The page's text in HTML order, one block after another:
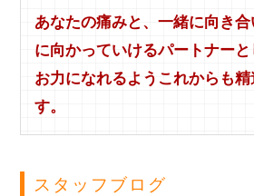
あなたの痛みと、一緒に向き
に向かっていけるパートナー
お力になれるようこれからも
す。
スタッフブログ